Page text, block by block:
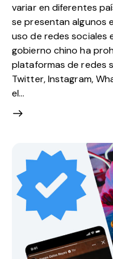
variar en diferentes
se presentan algunos
uso de redes sociales
gobierno chino ha
plataformas de redes
Twitter, Instagram,
el…